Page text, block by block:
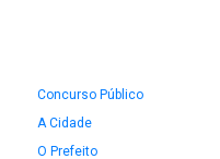
Concurso Público
A Cidade
O Prefeito